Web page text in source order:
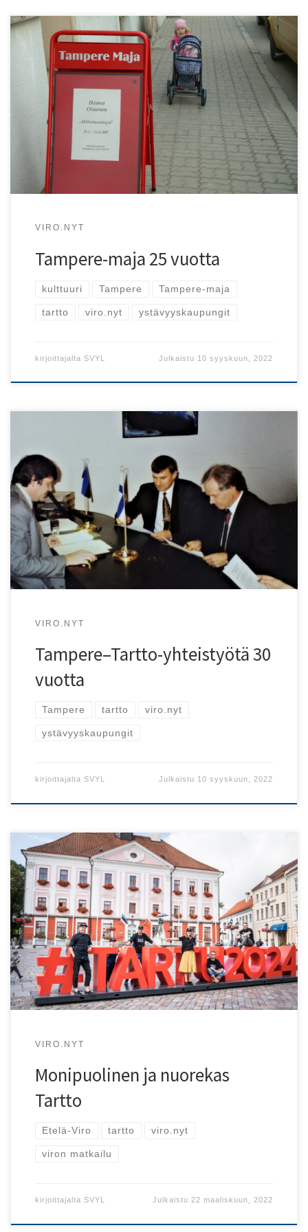
Suomalais-virolainen kulttuurikeskus Tampere-maja on
toiminut Tartossa jo 25 vuotta!
VIRO.NYT
Tampere-maja 25 vuotta
kulttuuri Tampere Tampere-maja
tartto viro.nyt ystävyyskaupungit
kirjoittajalta SVYL Julkaistu 10 syyskuun, 2022
Tampere ja Tartto viettävät tänä vuonna
ystävyyskaupunkisuhteiden 30-vuotisjuhlavuotta!
VIRO.NYT
Tampere–Tartto-yhteistyötä 30
vuotta
Tampere tartto viro.nyt
ystävyyskaupungit
kirjoittajalta SVYL Julkaistu 10 syyskuun, 2022
Nyt on aika alkaa suunnitella kesän Viron matkoja! Yksi
suosikkikohteista on Tartto, josta löytyy jokaiselle jotakin.
Matkaa voi laajentaa myös koko Etelä-Viroon!
VIRO.NYT
Monipuolinen ja nuorekas
Tartto
Etelä-Viro tartto viro.nyt
viron matkailu
kirjoittajalta SVYL Julkaistu 22 maaliskuun, 2022